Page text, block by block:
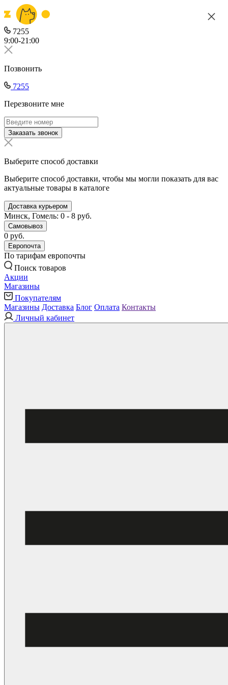
7255
9:00-21:00
Позвонить
7255
Перезвоните мне
Заказать звонок
Выберите способ доставки
Выберите способ доставки, чтобы мы могли показать для вас
актуальные товары в каталоге
Доставка курьером
Минск, Гомель: 0 - 8 руб.
Самовывоз
0 руб.
Европочта
По тарифам европочты
Поиск товаров
Акции
Магазины
Покупателям
Магазины Доставка Блог Оплата Контакты
Личный кабинет